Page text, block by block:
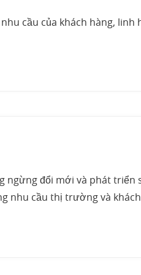
cầu của khách hàng, linh
ngừng đổi mới và phát triển
nhu cầu thị trường và